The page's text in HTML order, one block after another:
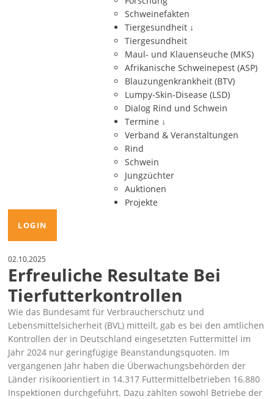
Schweinefakten
Tiergesundheit ↓
Tiergesundheit
Maul- und Klauenseuche (MKS)
Afrikanische Schweinepest (ASP)
Blauzungenkrankheit (BTV)
Lumpy-Skin-Disease (LSD)
Dialog Rind und Schwein
Termine ↓
Verband & Veranstaltungen
Rind
Schwein
Jungzüchter
Auktionen
Projekte
LOGIN
02.10.2025
Erfreuliche Resultate Bei
Tierfutterkontrollen
Wie das Bundesamt für Verbraucherschutz und
Lebensmittelsicherheit (BVL) mitteilt, gab es bei den amtlichen
Kontrollen der in Deutschland eingesetzten Futtermittel im
Jahr 2024 nur geringfügige Beanstandungsquoten. Im
vergangenen Jahr haben die Überwachungsbehörden der
Länder risikoorientiert in 14.317 Futtermittelbetrieben 16.880
Inspektionen durchgeführt. Dazu zählten sowohl Betriebe der